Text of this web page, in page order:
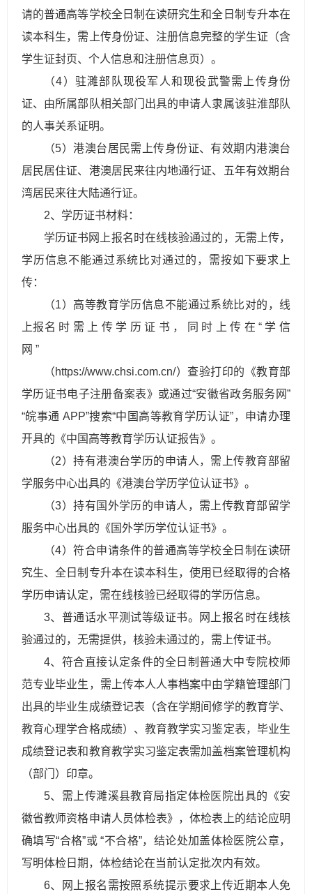
请的普通高等学校全日制在读研究生和全日制专升本在
读本科生，需上传身份证、注册信息完整的学生证（含
学生证封页、个人信息和注册信息页）。
（4）驻濉部队现役军人和现役武警需上传身份
证、由所属部队相关部门出具的申请人隶属该驻淮部队
的人事关系证明。
（5）港澳台居民需上传身份证、有效期内港澳台
居民居住证、港澳居民来往内地通行证、五年有效期台
湾居民来往大陆通行证。
2、学历证书材料：
学历证书网上报名时在线核验通过的，无需上传，
学历信息不能通过系统比对通过的，需按如下要求上
传：
（1）高等教育学历信息不能通过系统比对的，线
上报名 时 需 上 传 学 历 证 书 ， 同 时 上 传 在 “ 学 信
网 ”
（https://www.chsi.com.cn/）查验打印的《教育部
学历证书电子注册备案表》或通过“安徽省政务服务网”
“皖事通 APP”搜索“中国高等教育学历认证”，申请办理
开具的《中国高等教育学历认证报告》。
（2）持有港澳台学历的申请人，需上传教育部留
学服务中心出具的《港澳台学历学位认证书》。
（3）持有国外学历的申请人，需上传教育部留学
服务中心出具的《国外学历学位认证书》。
（4）符合申请条件的普通高等学校全日制在读研
究生、全日制专升本在读本科生，使用已经取得的合格
学历申请认定，需在线核验已经取得的学历信息。
3、普通话水平测试等级证书。网上报名时在线核
验通过的，无需提供，核验未通过的，需上传证书。
4、符合直接认定条件的全日制普通大中专院校师
范专业毕业生，需上传本人人事档案中由学籍管理部门
出具的毕业生成绩登记表（含在学期间修学的教育学、
教育心理学合格成绩）、教育教学实习鉴定表，毕业生
成绩登记表和教育教学实习鉴定表需加盖档案管理机构
（部门）印章。
5、需上传濉溪县教育局指定体检医院出具的《安
徽省教师资格申请人员体检表》，体检表上的结论应明
确填写“合格”或 “不合格”，结论处加盖体检医院公章，
写明体检日期，体检结论在当前认定批次内有效。
6、网上报名需按照系统提示要求上传近期本人免